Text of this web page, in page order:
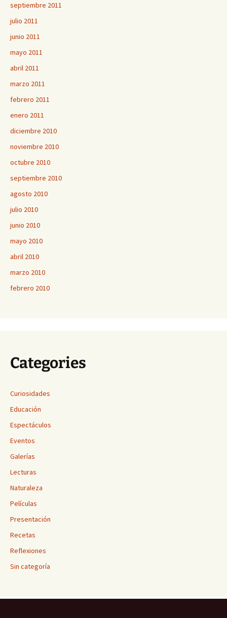
septiembre 2011
julio 2011
junio 2011
mayo 2011
abril 2011
marzo 2011
febrero 2011
enero 2011
diciembre 2010
noviembre 2010
octubre 2010
septiembre 2010
agosto 2010
julio 2010
junio 2010
mayo 2010
abril 2010
marzo 2010
febrero 2010
Categories
Curiosidades
Educación
Espectáculos
Eventos
Galerías
Lecturas
Naturaleza
Películas
Presentación
Recetas
Reflexiones
Sin categoría